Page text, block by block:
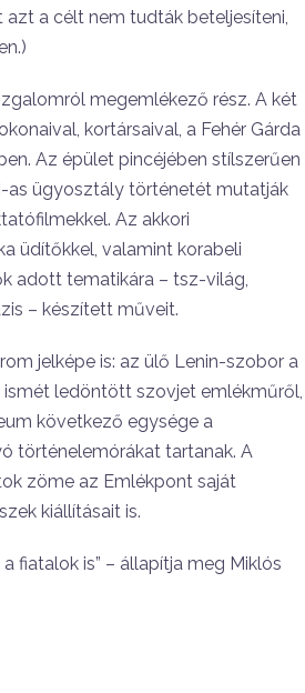
a célt nem tudták betelje­síteni,
megemlékező rész. A két
kortársaival, a Fehér Gárda
Az épület pincéjé­ben stílszerűen
as ügyosztály történetét mutat­ják
Az akkori
üdítőkkel, valamint korabe­li
adott tematikára – tsz-világ,
– készített műveit.
jel­képe is: az ülő Lenin-szobor a
ismét ledöntött szovjet emlékműről,
következő egysége a
történelemórákat tar­tanak. A
zöme az Emlékpont saját
kiállításait is.
fiatalok is” – állapítja meg Miklós